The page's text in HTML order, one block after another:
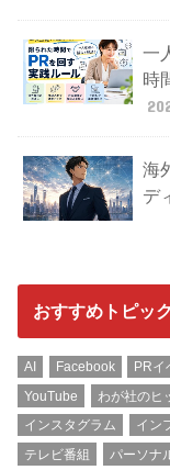
一
時
海
デ
おすすめトピック
AI Facebook PRイ
YouTube
わが社のヒ
インスタグラム
イン
テレビ番組
パーソナ